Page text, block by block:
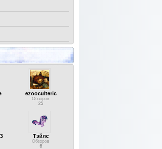
ezooculteric
Обзоров
25
Тэйлс
Обзоров
6